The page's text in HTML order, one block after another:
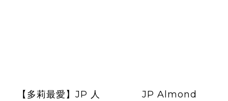
【多莉最愛】JP 人
JP Almond